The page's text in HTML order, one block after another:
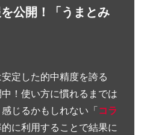
公開！「うまとみ
安定した的中精度を誇る
中！使い方に慣れるまでは
じるかもしれない「コラ
的に利用することで結果に